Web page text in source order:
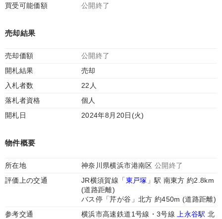
買受可能価額
公開終了
売却結果
売却価額
公開終了
開札結果
売却
入札者数
22人
落札者資格
個人
開札日
2024年8月20日(火)
物件概要
所在地 神奈川県横浜市港南区 公開終了
評価上の交通
JR横須賀線「東戸塚 」駅 南東方 約2.8km
(道路距離)
バス停「芹が谷」北方 約450m (道路距離)
参考交通
横浜市高速鉄道1号線・3号線 上永谷駅 北